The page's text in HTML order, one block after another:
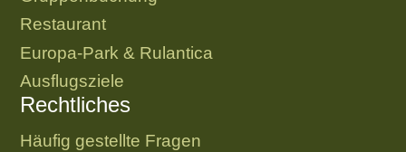
Restaurant
Europa-Park & Rulantica
Ausflugsziele
Rechtliches
Häufig gestellte Fragen